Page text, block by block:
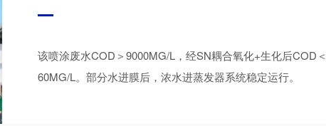
该喷涂废水COD＞9000MG/L，经SN耦合氧化+生化后COD＜
60MG/L。部分水进膜后，浓水进蒸发器系统稳定运行。